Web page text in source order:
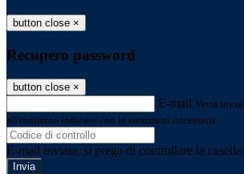
button close ×
Recupero password
button close ×
E-mail Verrà
all'indirizzo indicato con le istruzioni necessarie.
E-mail inviata, si prega di controllare la